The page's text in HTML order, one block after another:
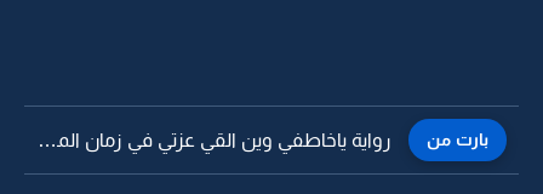
بارت من رواية ياخاطفي وين القي عزتي في زمان المذلة -14